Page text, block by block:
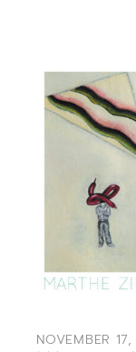
NOVEMBER